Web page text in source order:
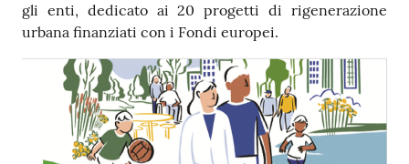
gli enti, dedicato ai 20 progetti di rigenerazione
urbana finanziati con i Fondi europei.